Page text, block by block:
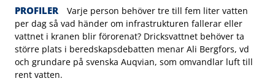
PROFILER
Varje person behöver tre till fem liter vatten
per dag så vad händer om infrastrukturen fallerar eller
vattnet i kranen blir förorenat? Dricksvattnet behöver ta
större plats i beredskapsdebatten menar Ali Bergfors, vd
och grundare på svenska Auqvian, som omvandlar luft till
rent vatten.